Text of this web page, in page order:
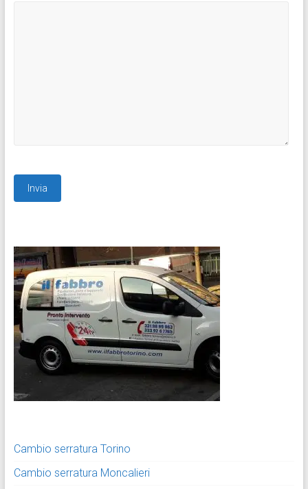
Cambio serratura Torino
Cambio serratura Moncalieri